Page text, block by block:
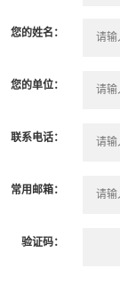
您的姓名：
您的单位：
联系电话：
常用邮箱：
验证码：